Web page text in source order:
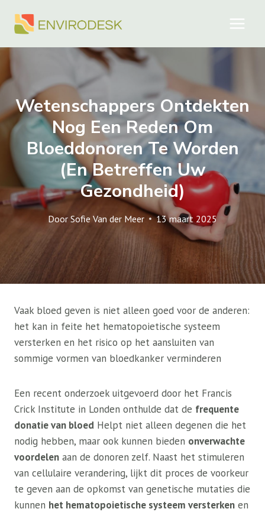
naar
Wetenschappers Ontdekten
Nog Een Reden Om
Bloeddonoren Te Worden
(en Betreffen Uw
Gezondheid)
Door Sofie Van der Meer 13 maart 2025
Vaak bloed geven is niet alleen goed voor de anderen:
het kan in feite het hematopoietische systeem
versterken en het risico op het aansluiten van
sommige vormen van bloedkanker verminderen
Een recent onderzoek uitgevoerd door het Francis
Crick Institute in Londen onthulde dat de frequente
donatie van bloed Helpt niet alleen degenen die het
nodig hebben, maar ook kunnen bieden onverwachte
voordelen aan de donoren zelf. Naast het stimuleren
van cellulaire verandering, lijkt dit proces de voorkeur
te geven aan de opkomst van genetische mutaties die
kunnen het hematopoietische systeem versterken en